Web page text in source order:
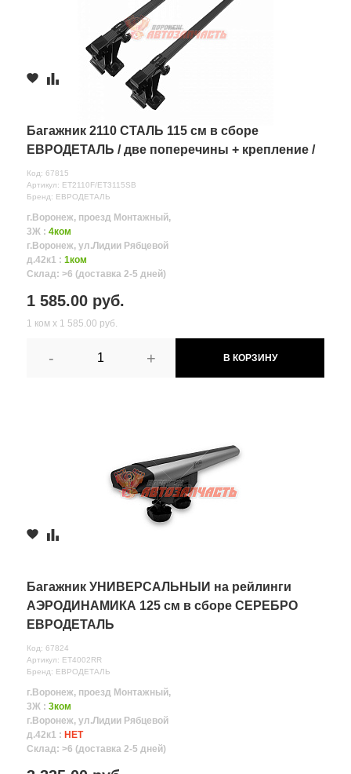
Багажник 2110 СТАЛЬ 115 см в сборе
ЕВРОДЕТАЛЬ / две поперечины + крепление /
Код: 67815
Артикул: ET2110F/ET3115SB
Бренд: ЕВРОДЕТАЛЬ
г.Воронеж, проезд Монтажный,
3Ж : 4ком
г.Воронеж, ул.Лидии Рябцевой
д.42к1 : 1ком
Склад: >6 (доставка 2-5 дней)
1 585.00 руб.
1 ком х 1 585.00 руб.
- + В КОРЗИНУ
Багажник УНИВЕРСАЛЬНЫЙ на рейлинги
АЭРОДИНАМИКА 125 см в сборе СЕРЕБРО
ЕВРОДЕТАЛЬ
Код: 67824
Артикул: ET4002RR
Бренд: ЕВРОДЕТАЛЬ
г.Воронеж, проезд Монтажный,
3Ж : 3ком
г.Воронеж, ул.Лидии Рябцевой
д.42к1 : НЕТ
Склад: >6 (доставка 2-5 дней)